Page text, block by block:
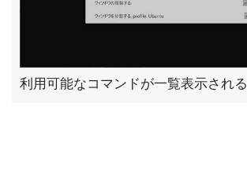
利用可能なコマンドが一覧表示される